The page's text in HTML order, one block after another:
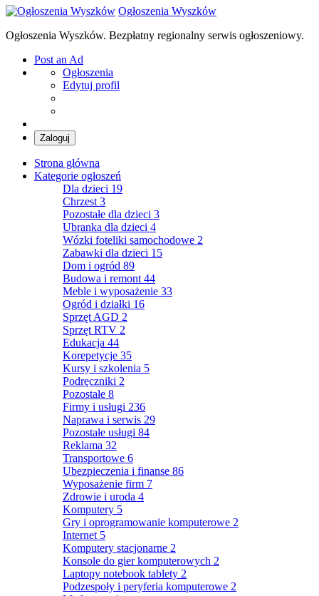
Ogłoszenia Wyszków
Ogłoszenia Wyszków. Bezpłatny regionalny serwis ogłoszeniowy.
Post an Ad
Ogłoszenia
Edytuj profil
Zaloguj
Strona główna
Kategorie ogłoszeń
Dla dzieci 19
Chrzest 3
Pozostałe dla dzieci 3
Ubranka dla dzieci 4
Wózki foteliki samochodowe 2
Zabawki dla dzieci 15
Dom i ogród 89
Budowa i remont 44
Meble i wyposażenie 33
Ogród i działki 16
Sprzęt AGD 2
Sprzęt RTV 2
Edukacja 44
Korepetycje 35
Kursy i szkolenia 5
Podręczniki 2
Pozostałe 8
Firmy i usługi 236
Naprawa i serwis 29
Pozostałe usługi 84
Reklama 32
Transportowe 6
Ubezpieczenia i finanse 86
Wyposażenie firm 7
Zdrowie i uroda 4
Komputery 5
Gry i oprogramowanie komputerowe 2
Internet 5
Komputery stacjonarne 2
Konsole do gier komputerowych 2
Laptopy notebook tablety 2
Podzespoły i peryferia komputerowe 2